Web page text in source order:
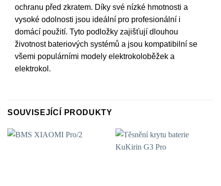
ochranu před zkratem. Díky své nízké hmotnosti a
vysoké odolnosti jsou ideální pro profesionální i
domácí použití. Tyto podložky zajišťují dlouhou
životnost bateriových systémů a jsou kompatibilní se
všemi populárními modely elektrokoloběžek a
elektrokol.
SOUVISEJÍCÍ PRODUKTY